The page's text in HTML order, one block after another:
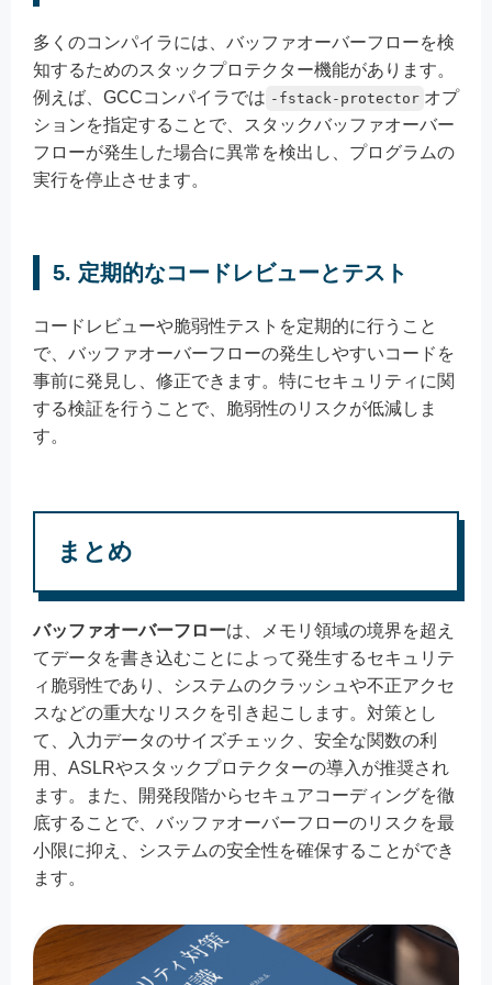
多くのコンパイラには、バッファオーバーフローを検
知するためのスタックプロテクター機能があります。
例えば、GCCコンパイラでは -fstack-protector オプ
ションを指定することで、スタックバッファオーバー
フローが発生した場合に異常を検出し、プログラムの
実行を停止させます。
5. 定期的なコードレビューとテスト
コードレビューや脆弱性テストを定期的に行うこと
で、バッファオーバーフローの発生しやすいコードを
事前に発見し、修正できます。特にセキュリティに関
する検証を行うことで、脆弱性のリスクが低減しま
す。
まとめ
バッファオーバーフローは、メモリ領域の境界を超え
てデータを書き込むことによって発生するセキュリテ
ィ脆弱性であり、システムのクラッシュや不正アクセ
スなどの重大なリスクを引き起こします。対策とし
て、入力データのサイズチェック、安全な関数の利
用、ASLRやスタックプロテクターの導入が推奨され
ます。また、開発段階からセキュアコーディングを徹
底することで、バッファオーバーフローのリスクを最
小限に抑え、システムの安全性を確保することができ
ます。